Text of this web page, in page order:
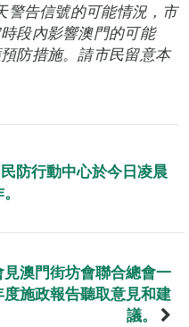
警告信號的可能情況，市
段內影響澳門的可能
防措施。請市民留意本
防行動中心於今日凌晨
澳門街坊會聯合總會一
施政報告聽取意見和建
議。